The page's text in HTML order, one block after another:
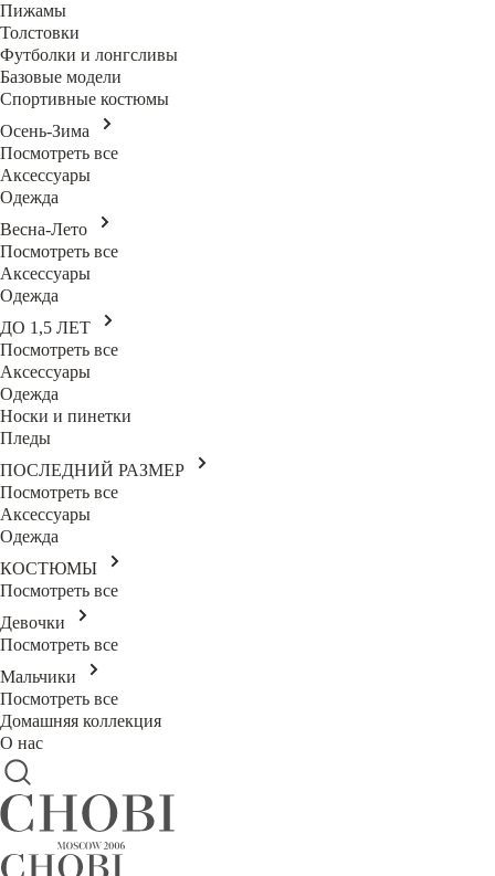
Пижамы
Толстовки
Футболки и лонгсливы
Базовые модели
Спортивные костюмы
Осень-Зима
Посмотреть все
Аксессуары
Одежда
Весна-Лето
Посмотреть все
Аксессуары
Одежда
ДО 1,5 ЛЕТ
Посмотреть все
Аксессуары
Одежда
Носки и пинетки
Пледы
ПОСЛЕДНИЙ РАЗМЕР
Посмотреть все
Аксессуары
Одежда
КОСТЮМЫ
Посмотреть все
Девочки
Посмотреть все
Мальчики
Посмотреть все
Домашняя коллекция
О нас